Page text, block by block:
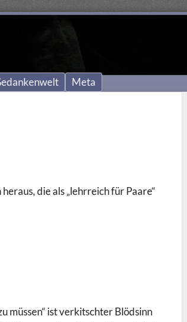
Meta
die als „lehrreich für Paare“
müssen“ ist verkitschter Blödsinn